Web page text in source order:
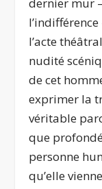
dernier mur
l’acte
nudité
de cet
exprimer la
véritable
que
personne
qu’elle